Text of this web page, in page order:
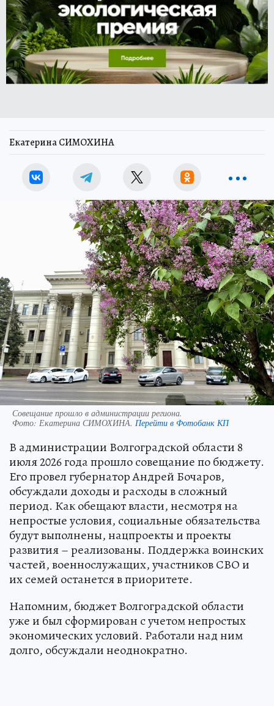
Екатерина СИМОХИНА
Совещание прошло в администрации региона.
Фото: Екатерина СИМОХИНА. Перейти в Фотобанк КП
В администрации Волгоградской области 8
июля 2026 года прошло совещание по бюджету.
Его провел губернатор Андрей Бочаров,
обсуждали доходы и расходы в сложный
период. Как обещают власти, несмотря на
непростые условия, социальные обязательства
будут выполнены, нацпроекты и проекты
развития – реализованы. Поддержка воинских
частей, военнослужащих, участников СВО и
их семей останется в приоритете.
Напомним, бюджет Волгоградской области
уже и был сформирован с учетом непростых
экономических условий. Работали над ним
долго, обсуждали неоднократно.